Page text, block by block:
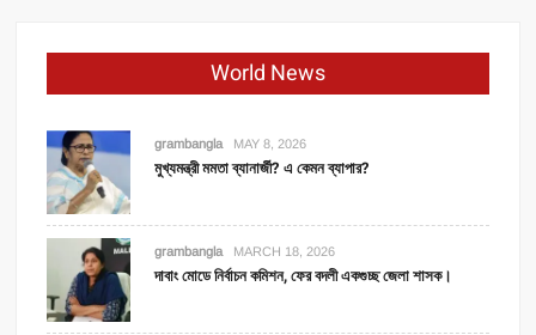
কর্মসূচী
World News
grambangla MAY 8, 2026
মুখ্যমন্ত্রী মমতা ব্যানার্জী? এ কেমন ব্যাপার?
grambangla MARCH 18, 2026
দাবাং মোডে নির্বাচন কমিশন, ফের বদলী একগুচ্ছ জেলা শাসক।